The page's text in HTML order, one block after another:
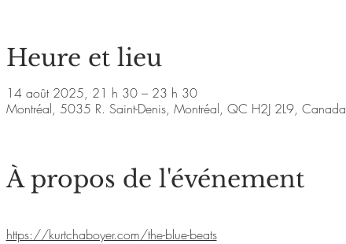
Heure et lieu
14 août 2025, 21 h 30 – 23 h 30
Montréal, 5035 R. Saint-Denis, Montréal, QC H2J 2L9, Canada
À propos de l'événement
https://kurtchaboyer.com/the-blue-beats